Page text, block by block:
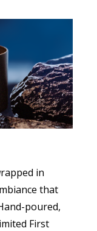
in
that
poured,
First